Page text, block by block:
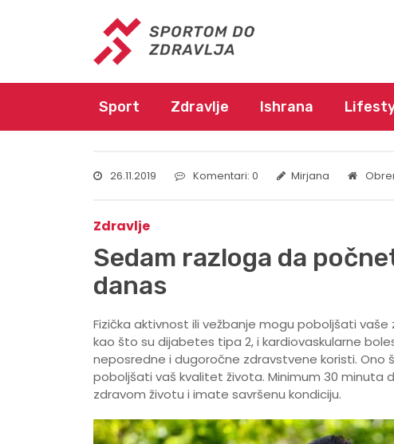
Sport Zdravlje Ishrana
26.11.2019 Komentari: 0 Mirjana
Zdravlje
Sedam razloga da
danas
Fizička aktivnost ili vežbanje mogu poboljšati
kao što su dijabetes tipa 2, i kardiovaskularne
neposredne i dugoročne zdravstvene koristi. Ono
poboljšati vaš kvalitet života. Minimum 30 minuta
zdravom životu i imate savršenu kondiciju.